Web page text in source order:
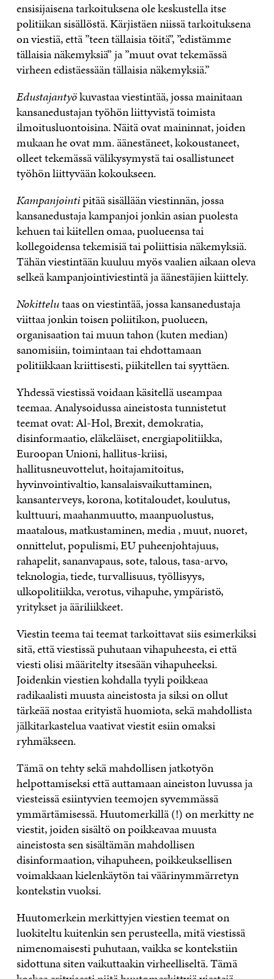
ensisijaisena tarkoituksena ole keskustella itse
politiikan sisällöstä. Kärjistäen niissä tarkoituksena
on viestiä, että ”teen tällaisia töitä”, ”edistämme
tällaisia näkemyksiä” ja ”muut ovat tekemässä
virheen edistäessään tällaisia näkemyksiä.”
Edustajantyökuvastaa viestintää, jossa mainitaan
kansanedustajan työhön liittyvistä toimista
ilmoitusluontoisina. Näitä ovat maininnat, joiden
mukaan he ovat mm. äänestäneet, kokoustaneet,
olleet tekemässä välikysymystä tai osallistuneet
työhön liittyvään kokoukseen.
Kampanjointipitää sisällään viestinnän, jossa
kansanedustaja kampanjoi jonkin asian puolesta
kehuen tai kiitellen omaa, puolueensa tai
kollegoidensa tekemisiä tai poliittisia näkemyksiä.
Tähän viestintään kuuluu myös vaalien aikaan oleva
selkeä kampanjointiviestintä ja äänestäjien kiittely.
Nokittelutaas on viestintää, jossa kansanedustaja
viittaa jonkin toisen poliitikon, puolueen,
organisaation tai muun tahon (kuten median)
sanomisiin, toimintaan tai ehdottamaan
politiikkaan kriittisesti, piikitellen tai syyttäen.
Yhdessä viestissä voidaan käsitellä useampaa
teemaa. Analysoidussa aineistosta tunnistetut
teemat ovat: Al-Hol, Brexit, demokratia,
disinformaatio, eläkeläiset, energiapolitiikka,
Euroopan Unioni, hallitus-kriisi,
hallitusneuvottelut, hoitajamitoitus,
hyvinvointivaltio, kansalaisvaikuttaminen,
kansanterveys, korona, kotitaloudet, koulutus,
kulttuuri, maahanmuutto, maanpuolustus,
maatalous, matkustaminen, media , muut, nuoret,
onnittelut, populismi, EU puheenjohtajuus,
rahapelit, sananvapaus, sote, talous, tasa-arvo,
teknologia, tiede, turvallisuus, työllisyys,
ulkopolitiikka, verotus, vihapuhe, ympäristö,
yritykset ja ääriliikkeet.
Viestin teema tai teemat tarkoittavat siis esimerkiksi
sitä, että viestissä puhutaan vihapuheesta, ei että
viesti olisi määritelty itsesään vihapuheeksi.
Joidenkin viestien kohdalla tyyli poikkeaa
radikaalisti muusta aineistosta ja siksi on ollut
tärkeää nostaa erityistä huomiota, sekä mahdollista
jälkitarkastelua vaativat viestit esiin omaksi
ryhmäkseen.
Tämä on tehty sekä mahdollisen jatkotyön
helpottamiseksi että auttamaan aineiston luvussa ja
viesteissä esiintyvien teemojen syvemmässä
ymmärtämisessä. Huutomerkillä (!) on merkitty ne
viestit, joiden sisältö on poikkeavaa muusta
aineistosta sen sisältämän mahdollisen
disinformaation, vihapuheen, poikkeuksellisen
voimakkaan kielenkäytön tai väärinymmärretyn
kontekstin vuoksi.
Huutomerkein merkittyjen viestien teemat on
luokiteltu kuitenkin sen perusteella, mitä viestissä
nimenomaisesti puhutaan, vaikka se kontekstiin
sidottuna siten vaikuttaakin virheelliseltä. Tämä